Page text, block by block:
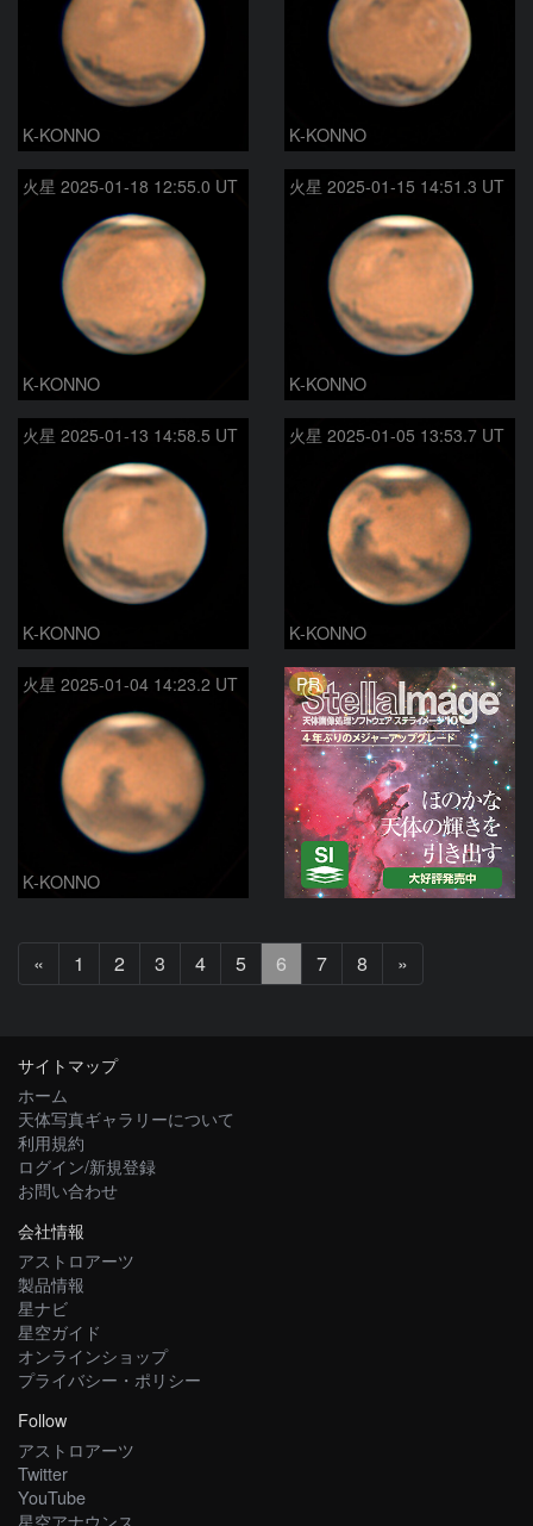
K-KONNO K-KONNO
火星 2025-01-18 12:55.0 UT
K-KONNO
火星 2025-01-15 14:51.3 UT
K-KONNO
火星 2025-01-13 14:58.5 UT
K-KONNO
火星 2025-01-05 13:53.7 UT
K-KONNO
火星 2025-01-04 14:23.2 UT
K-KONNO
PR
«
へ
1 2 3 4 5 6 7 8 »
へ
サイトマップ
ホーム
天体写真ギャラリーについて
利用規約
ログイン/新規登録
お問い合わせ
会社情報
アストロアーツ
製品情報
星ナビ
星空ガイド
オンラインショップ
プライバシー・ポリシー
Follow
アストロアーツ
Twitter
YouTube
星空アナウンス